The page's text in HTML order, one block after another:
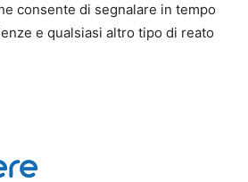
consente di segnalare in tempo
e qualsiasi altro tipo di reato